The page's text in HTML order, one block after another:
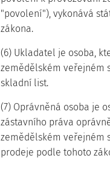
"povolení"), vykonává
zákona.
(6) Ukladatel je osoba,
zemědělském veřejném
skladní list.
(7) Oprávněná osoba je
zástavního práva
zemědělském veřejném
prodeje podle tohoto